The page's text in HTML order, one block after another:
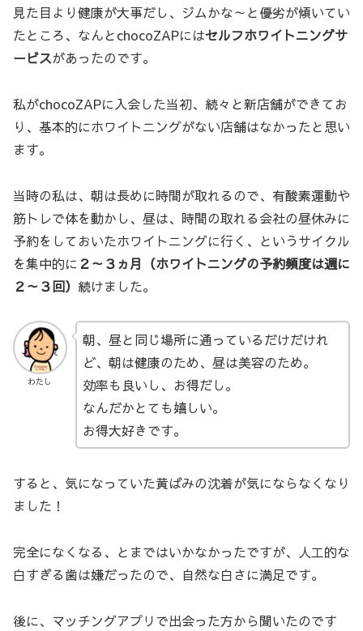
見た目より健康が大事だし、ジムかな～と優劣が傾いてい
たところ、なんとchocoZAPにはセルフホワイトニングサ
ービスがあったのです。
私がchocoZAPに入会した当初、続々と新店舗ができてお
り、基本的にホワイトニングがない店舗はなかったと思い
ます。
当時の私は、朝は長めに時間が取れるので、有酸素運動や
筋トレで体を動かし、昼は、時間の取れる会社の昼休みに
予約をしておいたホワイトニングに行く、というサイクル
を集中的に ２～３ヵ月（ホワイトニングの予約頻度は週に
２～３回） 続けました。
わたし
朝、昼と同じ場所に通っているだけだけれ
ど、朝は健康のため、昼は美容のため。
効率も良いし、お得だし。
なんだかとても嬉しい。
お得大好きです。
すると、気になっていた黄ばみの沈着が気にならなくなり
ました！
完全になくなる、とまではいかなかったですが、人工的な
白すぎる歯は嫌だったので、自然な白さに満足です。
後に、マッチングアプリで出会った方から聞いたのです